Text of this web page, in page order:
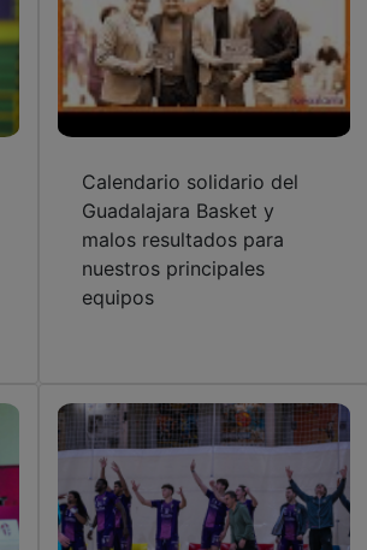
Calendario solidario del
Guadalajara Basket y
malos resultados para
nuestros principales
equipos